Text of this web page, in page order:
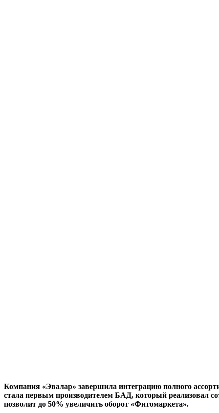
Компания «Эвалар» завершила интеграцию полного
стала первым производителем БАД, который реализовал
позволит до 50% увеличить оборот «Фитомаркета».